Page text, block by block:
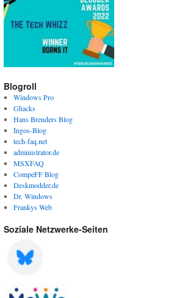
Blogroll
Windows Pro
Ghacks
Hans Brenders Blog
Ingos-Blog
tech-faq.net
administrator.de
MSXFAQ
CompeFF Blog
Deskmodder.de
Dr. Windows
Frankys Web
Soziale Netzwerke-Seiten